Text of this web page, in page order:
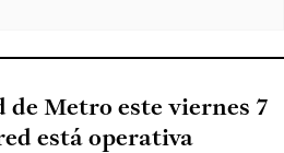
Metro este viernes 7
está operativa